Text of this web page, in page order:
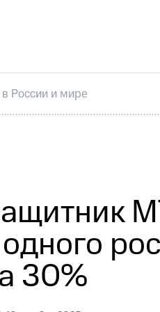
Финансовая отчетность
информации
Акционерный капитал
России и мире
30%